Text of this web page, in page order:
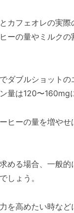
カフェオレの実
ーの量やミルクの
ダブルショットの
量は120〜160mg
ヒーの量を増や
める場合、一般
しょう。
を高めたい時など